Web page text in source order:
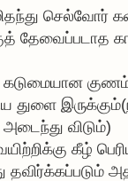
துளை
விடும்)
கீழ்
தவிர்க்கப்படும்